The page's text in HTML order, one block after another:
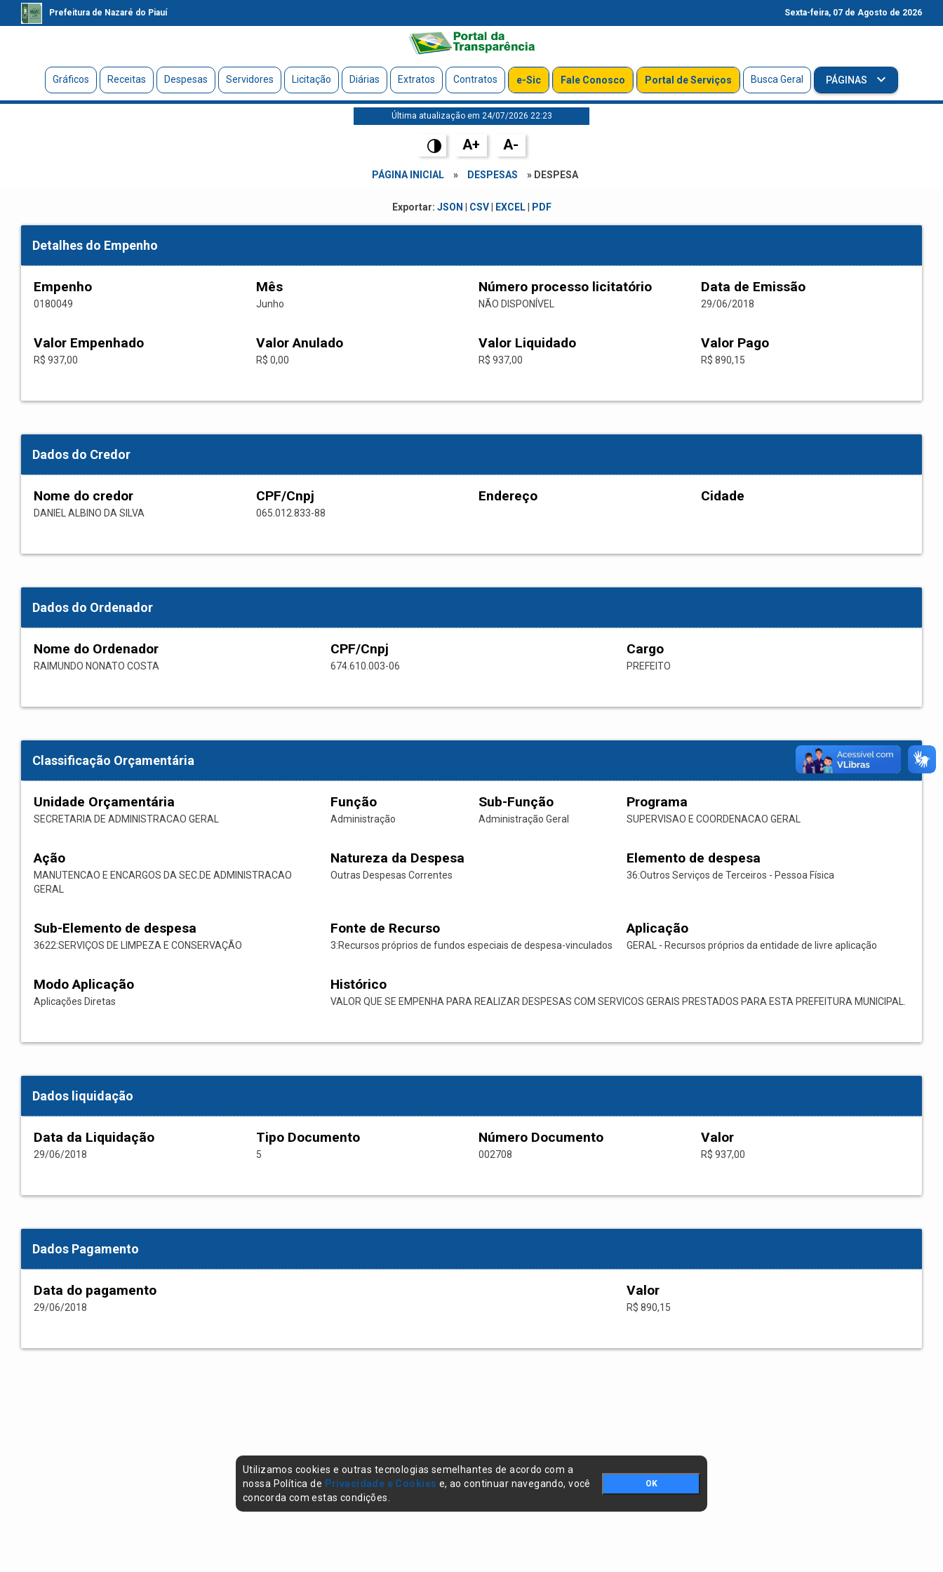
Prefeitura de Nazaré do Piauí Sexta-feira, 07 de Agosto de 2026
Gráficos Receitas Despesas Servidores Licitação Diárias Extratos Contratos e-Sic Fale Conosco Portal de Serviços Busca Geral PÁGINAS
Última atualização em 24/07/2026 22:23
A+ A-
PÁGINA INICIAL » DESPESAS » DESPESA
Exportar: JSON CSV| EXCEL| PDF
Detalhes do Empenho
Empenho
0180049
Mês
Junho
Número processo licitatório
NÃO DISPONÍVEL
Data de Emissão
29/06/2018
Valor Empenhado
R$ 937,00
Valor Anulado
R$ 0,00
Valor Liquidado
R$ 937,00
Valor Pago
R$ 890,15
Dados do Credor
Nome do credor
DANIEL ALBINO DA SILVA
CPF/Cnpj
065.012.833-88
Endereço Cidade
Dados do Ordenador
Nome do Ordenador
RAIMUNDO NONATO COSTA
CPF/Cnpj
674.610.003-06
Cargo
PREFEITO
Classificação Orçamentária
Unidade Orçamentária
SECRETARIA DE ADMINISTRACAO GERAL
Função
Administração
Sub-Função
Administração Geral
Programa
SUPERVISAO E COORDENACAO GERAL
Ação
MANUTENCAO E ENCARGOS DA SEC.DE ADMINISTRACAO
GERAL
Natureza da Despesa
Outras Despesas Correntes
Elemento de despesa
36:Outros Serviços de Terceiros - Pessoa Física
Sub-Elemento de despesa
3622:SERVIÇOS DE LIMPEZA E CONSERVAÇÃO
Fonte de Recurso
3:Recursos próprios de fundos especiais de despesa-vinculados
Aplicação
GERAL - Recursos próprios da entidade de livre aplicação
Modo Aplicação
Aplicações Diretas
Histórico
VALOR QUE SE EMPENHA PARA REALIZAR DESPESAS COM SERVICOS GERAIS PRESTADOS PARA ESTA PREFEITURA MUNICIPAL.
Dados liquidação
Data da Liquidação
29/06/2018
Tipo Documento
5
Número Documento
002708
Valor
R$ 937,00
Dados Pagamento
Data do pagamento
29/06/2018
Valor
R$ 890,15
Utilizamos cookies e outras tecnologias semelhantes de acordo com a
nossa Política de Privacidade e Cookies e, ao continuar navegando, você
concorda com estas condições.
OK